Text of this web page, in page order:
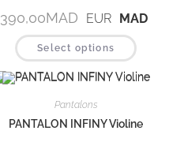
390,00MAD EUR MAD
Select options
Pantalons
PANTALON INFINY Violine